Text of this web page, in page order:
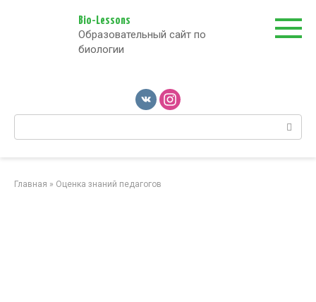
Bio-Lessons
Образовательный сайт по
биологии
Поиск:
Главная » Оценка знаний педагогов